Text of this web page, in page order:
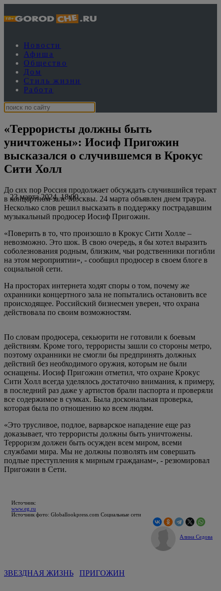
Новости
Афиша
Общество
Дом
Стиль жизни
Работа
«Террористы должны быть
уничтожены»: Иосиф Пригожин
высказался о случившемся в Крокус
Сити Холл
23 марта 2024, 18:00
До сих пор Россия продолжает обсуждать случившийся теракт
в концертном зале Москвы. 24 марта объявлен днем траура.
Несколько слов решил высказать в поддержку пострадавшим
музыкальный продюсер Иосиф Пригожин.
«Поверить в то, что произошло в Крокус Сити Холле –
невозможно. Это шок. В свою очередь, я бы хотел выразить
соболезнования родным, близким, чьи родственники погибли
на этом мероприятии», - сообщил продюсер в своем блоге в
социальной сети.
На просторах интернета ходят споры о том, почему же
охранники концертного зала не попытались остановить все
происходящее. Российский бизнесмен уверен, что охрана
действовала по своим возможностям.
По словам продюсера, секьюрити не готовили к боевым
действиям. Кроме того, террористы зашли со стороны метро,
поэтому охранники не смогли бы предпринять должных
действий без необходимого оружия, которым не были
оснащены. Иосиф Пригожин отметил, что охране Крокус
Сити Холл всегда уделялось достаточно внимания, к примеру,
в последний раз даже у артистов брали паспорта и проверяли
все содержимое в сумках. Была доскональная проверка,
которая была по отношению ко всем людям.
«Это трусливое, подлое, варварское нападение еще раз
доказывает, что террористы должны быть уничтожены.
Терроризм должен быть осужден всем миром, всеми
службами мира. Мы не должны позволять им совершать
подлые преступления к мирным гражданам», - резюмировал
Пригожин в Сети.
Источник:
www.eg.ru
Источник фото: Globallookpress.com Социальные сети
Алина Седова
ЗВЕЗДНАЯ ЖИЗНЬ ПРИГОЖИН